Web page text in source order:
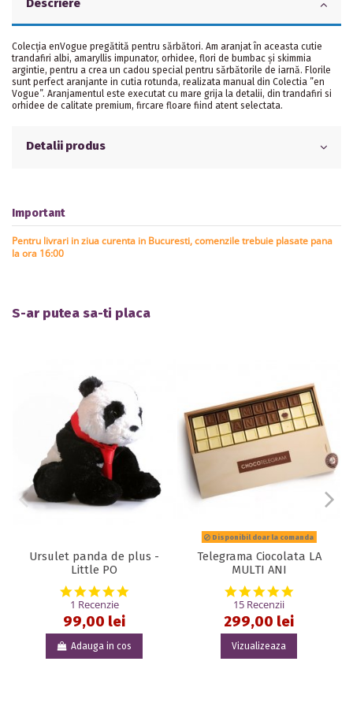
Descriere
Colecția enVogue pregătită pentru sărbători. Am aranjat în aceasta cutie
trandafiri albi, amaryllis impunator, orhidee, flori de bumbac și skimmia
argintie, pentru a crea un cadou special pentru sărbătorile de iarnă. Florile
sunt perfect aranjante in cutia rotunda, realizata manual din Colectia ”en
Vogue”. Aranjamentul este executat cu mare grija la detalii, din trandafiri si
orhidee de calitate premium, fircare floare fiind atent selectata.
Detalii produs
Important
Pentru livrari in ziua curenta in Bucuresti, comenzile trebuie plasate pana
la ora 16:00
S-ar putea sa-ti placa
Ursulet panda de plus -
Little PO
5.0 star rating
1 Recenzie
99,00 lei
Adauga in cos
Disponibil doar la comanda
Telegrama Ciocolata LA
MULTI ANI
5.0 star
15 Recenzii
299,00 lei
Vizualizeaza